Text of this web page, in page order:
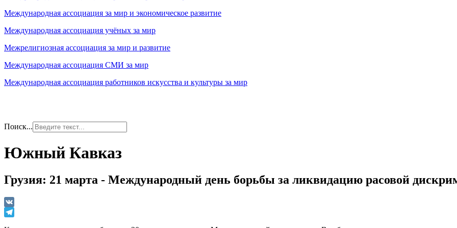
Международная ассоциация за мир и экономическое развитие
Международная ассоциация учёных за мир
Межрелигиозная ассоциация за мир и развитие
Международная ассоциация СМИ за мир
Международная ассоциация работников искусства и культуры за мир
Поиск...
Южный Кавказ
Грузия: 21 марта - Международный день борьбы за ликвидацию расовой
VK